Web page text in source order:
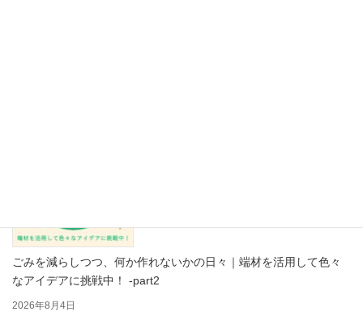
ごみを減らしつつ、何か作れないかの日々｜端材を活用して色々
なアイデアに挑戦中！ -part2
2026年8月4日